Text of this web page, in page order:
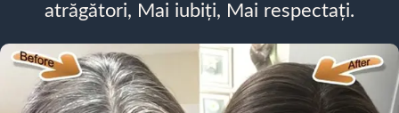
atrăgători, Mai iubiți, Mai respectați.